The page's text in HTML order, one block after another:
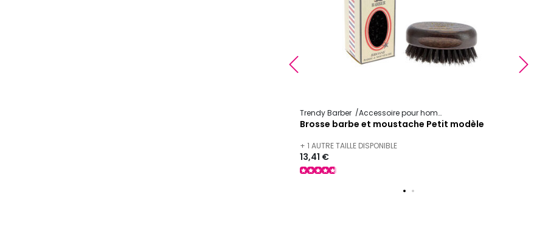
Trendy Barber Accessoire pour homme
Brosse barbe et moustache Petit modèle
+ 1 AUTRE TAILLE DISPONIBLE
13,41 €
Précédent